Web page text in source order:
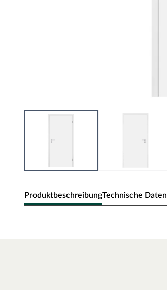
ProduktbeschreibungTechnische Daten